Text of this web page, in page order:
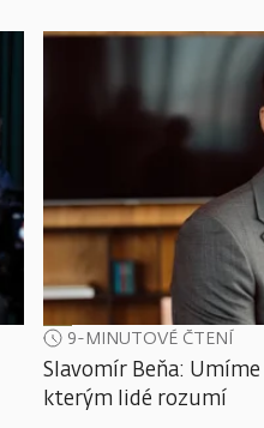
9-MINUTOVÉ ČTENÍ
Slavomír Beňa:
kterým lidé rozumí